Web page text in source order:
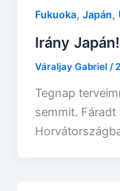
Fukuoka,Japán,
Irány Japán!
Váraljay Gabriel /
Tegnap
semmit.